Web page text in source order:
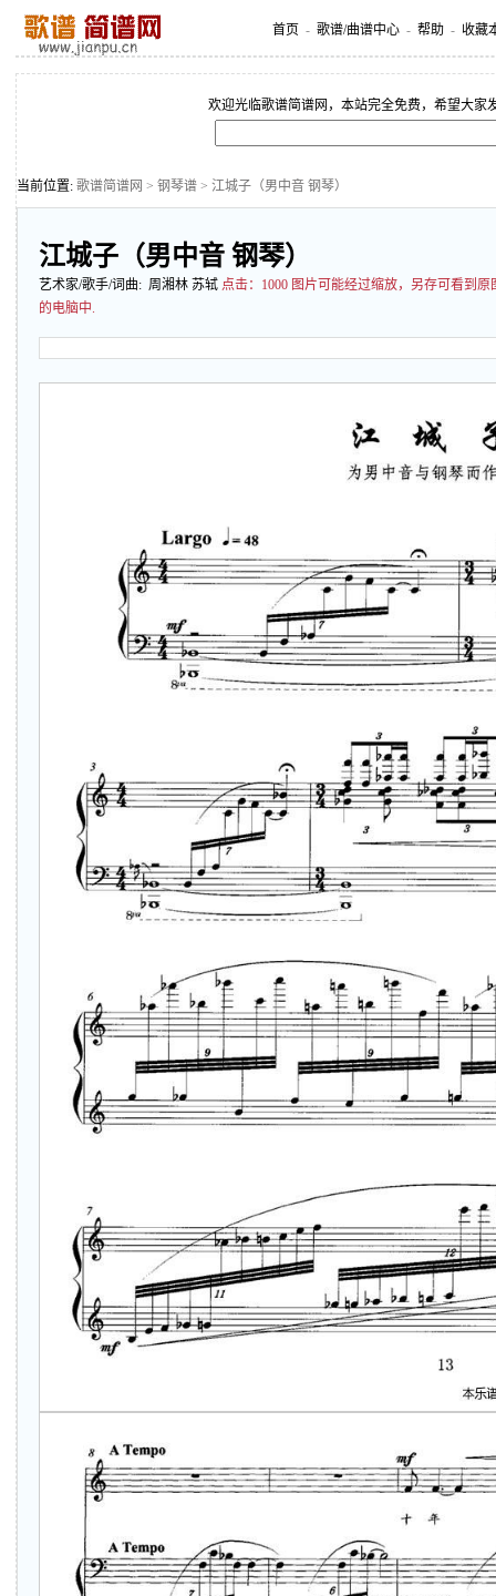
首页 - 歌谱/曲谱中心 - 帮助 - 收藏
欢迎光临歌谱简谱网，本站完全免费，希望大家
当前位置: 歌谱简谱网 > 钢琴谱 > 江城子（男中音 钢琴）
江城子（男中音 钢琴）
艺术家/歌手/词曲: 周湘林 苏轼 点击： 1000 图片可能经过缩放，另存可看到
的电脑中.